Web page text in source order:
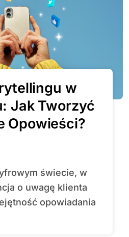
w
Jak Tworzyć
Opowieści?
o uwagę klienta
opowiadania